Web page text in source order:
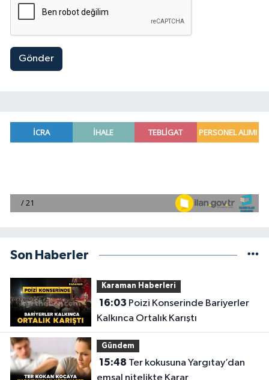
Gönder
Son Haberler
Karaman Haberleri
16:03
Kalkınca Ortalık Karıştı
Gündem
15:48